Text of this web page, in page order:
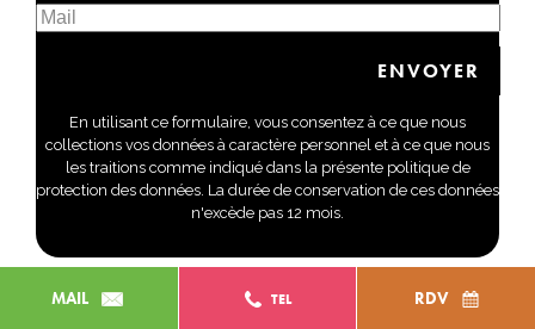
MAIL TEL RDV
En utilisant ce formulaire, vous consentez à ce que nous
collections vos données à caractère personnel et à ce que nous
les traitions comme indiqué dans la présente politique de
protection des données. La durée de conservation de ces données
n'excède pas 12 mois.